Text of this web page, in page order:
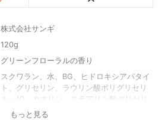
株式会社サンギ
120g
グリーンフローラルの香り
スクワラン、水、BG、ヒドロキシアパタイ
ト、グリセリン、ラウリン酸ポリグリセリ
ル－10、カオリン、ステアリン酸グリセリ
ル（SE）、ケイ酸（Al／Mg）、キサンタン
もっと見る